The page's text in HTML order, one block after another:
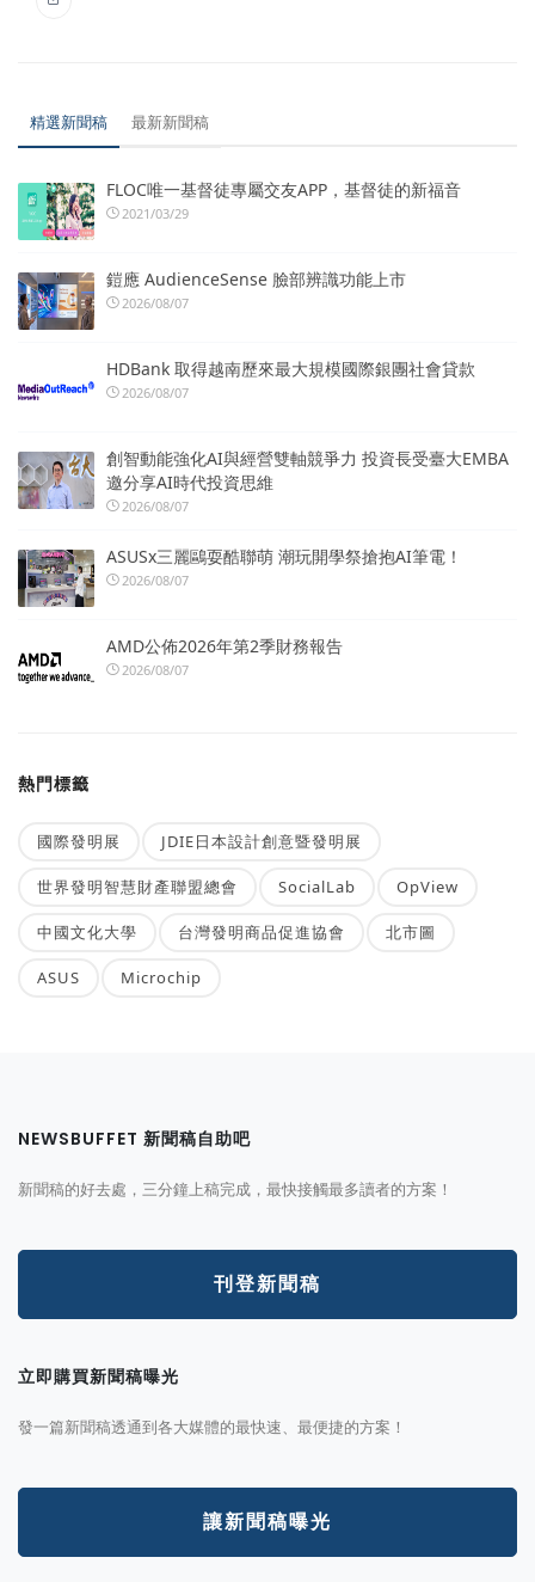
精選新聞稿 最新新聞稿
FLOC唯一基督徒專屬交友APP，基督徒的新福音
2021/03/29
鎧應 AudienceSense 臉部辨識功能上市
2026/08/07
HDBank 取得越南歷來最大規模國際銀團社會貸款
2026/08/07
創智動能強化AI與經營雙軸競爭力 投資長受臺大EMBA
邀分享AI時代投資思維
2026/08/07
ASUSx三麗鷗耍酷聯萌 潮玩開學祭搶抱AI筆電！
2026/08/07
AMD公佈2026年第2季財務報告
2026/08/07
熱門標籤
國際發明展 JDIE日本設計創意暨發明展
世界發明智慧財產聯盟總會 SocialLab OpView
中國文化大學 台灣發明商品促進協會 北市圖
ASUS Microchip
NEWSBUFFET 新聞稿自助吧
新聞稿的好去處，三分鐘上稿完成，最快接觸最多讀者的方案！
刊登新聞稿
立即購買新聞稿曝光
發一篇新聞稿透通到各大媒體的最快速、最便捷的方案！
讓新聞稿曝光